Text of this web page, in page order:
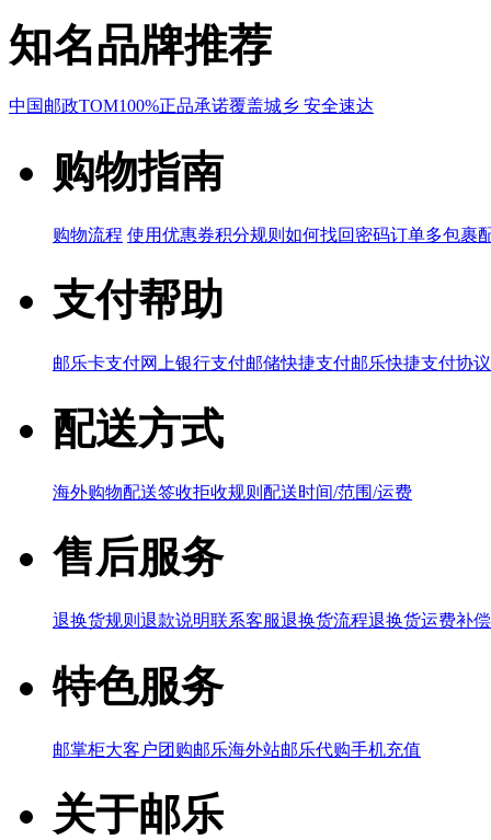
知名品牌推荐
中国邮政TOM100%正品承诺覆盖城乡 安全速达
购物指南
购物流程 使用优惠券积分规则 如何找回密码订单多包裹
支付帮助
邮乐卡支付网上银行支付邮储快捷支付邮乐快捷支付协议
配送方式
海外购物配送签收拒收规则 配送时间/范围/运费
售后服务
退换货规则 退款说明联系客服退换货流程退换货运费补
特色服务
邮掌柜大客户团购邮乐海外站邮乐代购手机充值
关于邮乐